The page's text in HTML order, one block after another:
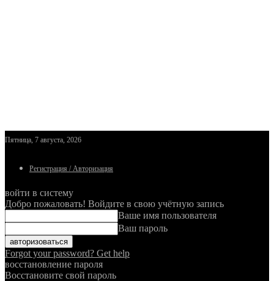
Пятница, 7 августа, 2026
Регистрация / Авторизация
войти в систему
Добро пожаловать! Войдите в свою учётную запись
Ваше имя пользователя
Ваш пароль
Forgot your password? Get help
восстановление пароля
Восстановите свой пароль